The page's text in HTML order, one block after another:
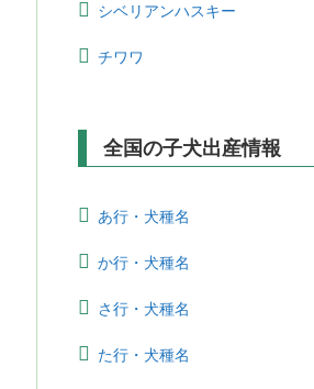
シベリアンハスキー
チワワ
全国の子犬出産情報
あ行・犬種名
か行・犬種名
さ行・犬種名
た行・犬種名